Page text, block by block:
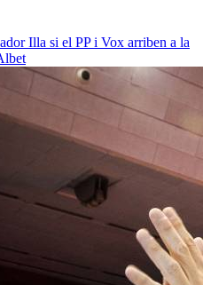
Illa si el PP i Vox arriben a la